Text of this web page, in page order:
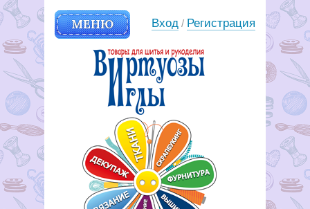
МЕНЮ Вход / Регистрация